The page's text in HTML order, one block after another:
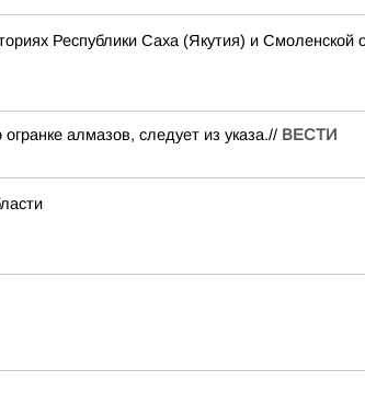
Республики Саха (Якутия) и Смоленской
алмазов, следует из указа.// ВЕСТИ